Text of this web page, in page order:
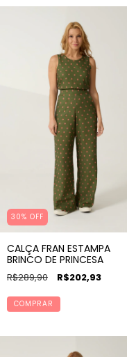
30% OFF
CALÇA FRAN ESTAMPA
BRINCO DE PRINCESA
R$289,90 R$202,93
COMPRAR